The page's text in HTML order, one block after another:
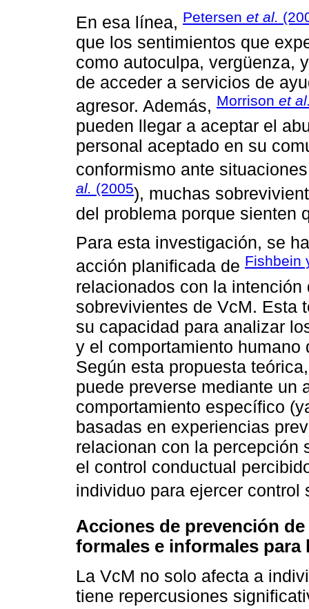
En esa línea, Petersen et al.
que los sentimientos que
como autoculpa, vergüenza,
de acceder a servicios de
agresor. Además, Morrison et
pueden llegar a aceptar el
personal aceptado en su
conformismo ante
al. (2005), muchas
del problema porque sienten
Para esta investigación, se
acción planificada de Fishbein
relacionados con la
sobrevivientes de VcM. Esta
su capacidad para analizar
y el comportamiento
Según esta propuesta
puede preverse mediante un
comportamiento específico
basadas en experiencias
relacionan con la percepción
el control conductual
individuo para ejercer control
Acciones de prevención
formales e informales para
La VcM no solo afecta a
tiene repercusiones